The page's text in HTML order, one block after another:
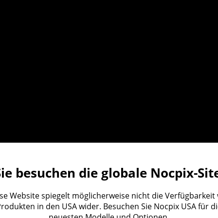
besuchen die globale Nocpix-
Website spiegelt möglicherweise nicht die Verfügbarkeit
in den USA wider. Besuchen Sie Nocpix USA für